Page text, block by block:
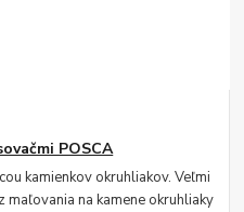
POSCA
kamienkov okruhliakov. Veľmi
na kamene okruhliaky